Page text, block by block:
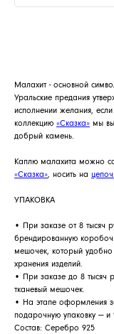
Малахит - основной
Уральские предания
исполнении желания,
коллекцию «Сказка» мы
добрый камень.
Каплю малахита можно
«Сказка», носить на
УПАКОВКА
• При заказе от 8 тысяч
брендированную
мешочек, который удобно
хранения изделий.
• При заказе до 8 тысяч
тканевый мешочек.
• На этапе оформления
подарочную упаковку — и
Состав: Серебро 925
ВОЗВРАТ
ОПЛАТА И